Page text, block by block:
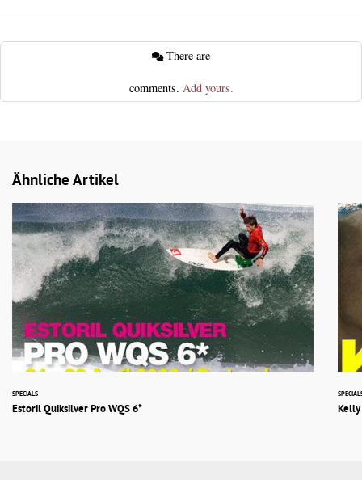
comments. Add yours.
Ähnliche Artikel
SPECIALS
Estoril Quiksilver Pro WQS 6* Kelly